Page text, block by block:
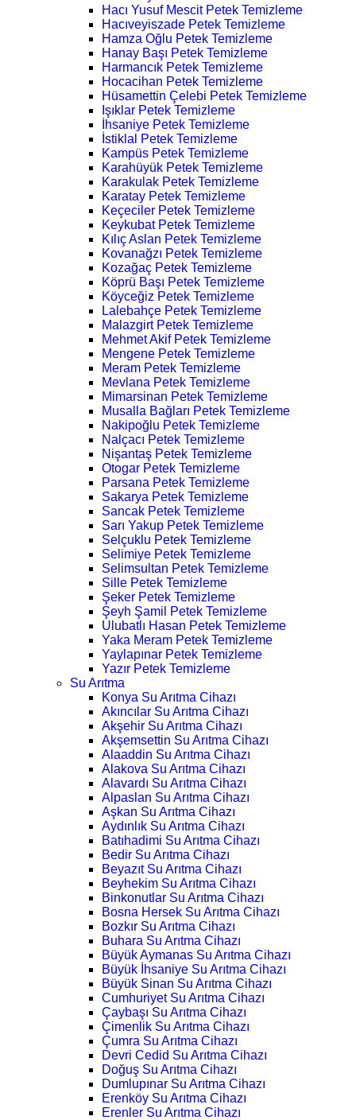
Hacı Yusuf Mescit Petek Temizleme
Hacıveyiszade Petek Temizleme
Hamza Oğlu Petek Temizleme
Hanay Başı Petek Temizleme
Harmancık Petek Temizleme
Hocacihan Petek Temizleme
Hüsamettin Çelebi Petek Temizleme
Işıklar Petek Temizleme
İhsaniye Petek Temizleme
İstiklal Petek Temizleme
Kampüs Petek Temizleme
Karahüyük Petek Temizleme
Karakulak Petek Temizleme
Karatay Petek Temizleme
Keçeciler Petek Temizleme
Keykubat Petek Temizleme
Kılıç Aslan Petek Temizleme
Kovanağzı Petek Temizleme
Kozağaç Petek Temizleme
Köprü Başı Petek Temizleme
Köyceğiz Petek Temizleme
Lalebahçe Petek Temizleme
Malazgirt Petek Temizleme
Mehmet Akif Petek Temizleme
Mengene Petek Temizleme
Meram Petek Temizleme
Mevlana Petek Temizleme
Mimarsinan Petek Temizleme
Musalla Bağları Petek Temizleme
Nakipoğlu Petek Temizleme
Nalçacı Petek Temizleme
Nişantaş Petek Temizleme
Otogar Petek Temizleme
Parsana Petek Temizleme
Sakarya Petek Temizleme
Sancak Petek Temizleme
Sarı Yakup Petek Temizleme
Selçuklu Petek Temizleme
Selimiye Petek Temizleme
Selimsultan Petek Temizleme
Sille Petek Temizleme
Şeker Petek Temizleme
Şeyh Şamil Petek Temizleme
Ulubatlı Hasan Petek Temizleme
Yaka Meram Petek Temizleme
Yaylapınar Petek Temizleme
Yazır Petek Temizleme
Su Arıtma
Konya Su Arıtma Cihazı
Akıncılar Su Arıtma Cihazı
Akşehir Su Arıtma Cihazı
Akşemsettin Su Arıtma Cihazı
Alaaddin Su Arıtma Cihazı
Alakova Su Arıtma Cihazı
Alavardı Su Arıtma Cihazı
Alpaslan Su Arıtma Cihazı
Aşkan Su Arıtma Cihazı
Aydınlık Su Arıtma Cihazı
Batıhadimi Su Arıtma Cihazı
Bedir Su Arıtma Cihazı
Beyazıt Su Arıtma Cihazı
Beyhekim Su Arıtma Cihazı
Binkonutlar Su Arıtma Cihazı
Bosna Hersek Su Arıtma Cihazı
Bozkır Su Arıtma Cihazı
Buhara Su Arıtma Cihazı
Büyük Aymanas Su Arıtma Cihazı
Büyük İhsaniye Su Arıtma Cihazı
Büyük Sinan Su Arıtma Cihazı
Cumhuriyet Su Arıtma Cihazı
Çaybaşı Su Arıtma Cihazı
Çimenlik Su Arıtma Cihazı
Çumra Su Arıtma Cihazı
Devri Cedid Su Arıtma Cihazı
Doğuş Su Arıtma Cihazı
Dumlupınar Su Arıtma Cihazı
Erenköy Su Arıtma Cihazı
Erenler Su Arıtma Cihazı